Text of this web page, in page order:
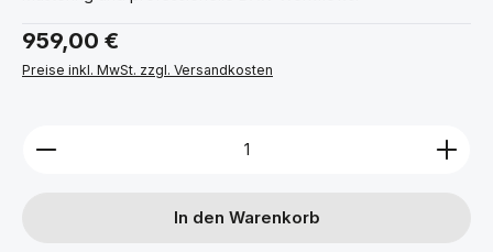
Regulärer Preis:
959,00 €
Preise inkl. MwSt. zzgl. Versandkosten
Produkt Anzahl: Gib den gewünschten Wert ein
In den Warenkorb